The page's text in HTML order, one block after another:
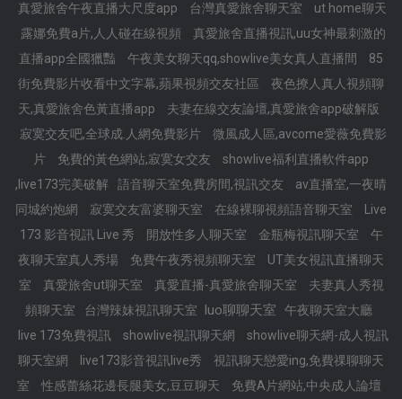
真愛旅舍午夜直播大尺度app
台灣真愛旅舍聊天室
ut home聊天
露娜免費a片,人人碰在線視頻
真愛旅舍直播視訊,uu女神最刺激的
直播app全國獵豔
午夜美女聊天qq,showlive美女真人直播間
85
街免費影片收看中文字幕,蘋果視頻交友社區
夜色撩人真人視頻聊
天,真愛旅舍色黃直播app
夫妻在線交友論壇,真愛旅舍app破解版
寂寞交友吧,全球成.人網免費影片
微風成人區,avcome愛薇免費影
片
免費的黃色網站,寂寞女交友
showlive福利直播軟件app
,live173完美破解
語音聊天室免費房間,視訊交友
av直播室,一夜晴
同城約炮網
寂寞交友富婆聊天室 在線裸聊視頻語音聊天室
Live
173 影音視訊 Live 秀
開放性多人聊天室 金瓶梅視訊聊天室
午
夜聊天室真人秀場
免費午夜秀視頻聊天室
UT美女視訊直播聊天
室
真愛旅舍ut聊天室 真愛直播-真愛旅舍聊天室
夫妻真人秀視
頻聊天室
台灣辣妹視訊聊天室 luo聊聊天室
午夜聊天室大廳
live 173免費視訊
showlive視訊聊天網
showlive聊天網-成人視訊
聊天室網
live173影音視訊live秀
視訊聊天戀愛ing,免費祼聊聊天
室
性感蕾絲花邊長腿美女,豆豆聊天 免費A片網站,中央成人論壇